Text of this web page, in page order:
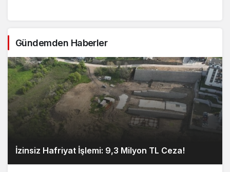
Gündemden Haberler
İzinsiz Hafriyat İşlemi: 9,3 Milyon TL Ceza!